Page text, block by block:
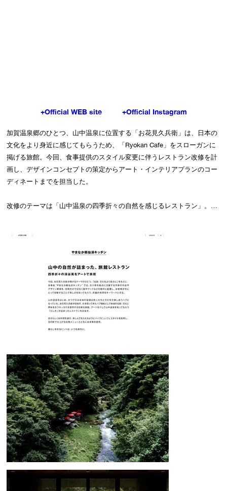
+Official WEB site +Official Instagram
加賀温泉郷のひとつ、山中温泉に位置する「お花見久兵衛」は、日本の
文化をより身近に感じてもらうため、「Ryokan Cafe」をスローガンに
掲げる旅館。今回、食事提供のスタイル変更に伴うレストラン改修を計
画し、デザインコンセプトの策定からアート・インテリアプランのコー
ディネートまでを担当した。
改修のテーマは「山中温泉の四季折々の自然を感じるレストラン」。従
する鶴仙渓の空気感を取り入れ、「春夏」と「秋冬」の2つのエリアに
ゾーニングした空間に仕上げた。九谷陶芸家の丸谷牧子氏
（MUMCA）、染色家の坂野有美氏、染飾家の皆川百合氏の3名がそれぞ
れの表現で鶴仙渓を描いてもらい、アートで表現するものが滞在中身近
に感じてもらえる仕掛けを試みた。
丸谷牧子氏（MUMCA）は、ビュッフェカウンターを照らすペンダント
兵衛らしいポップな作品を作り上げている。
坂野有美氏は、鶴仙渓の木々の隙間から望む枝葉や街をとりまく湯気街
道の風景を、墨による描画で表現したパネルを制作。坂野氏らしい大胆
な筆致が魅力となっている。
皆川百合氏は、「春夏」「秋冬」の2ゾーンを横断するペンダント照明
を制作。皆川氏の大胆かつ繊細な色使いで、渓谷から見上げる草木や空
を有機的に表現し、空間全体をまとめ上げた。また、エントランスには
旅館で働くスタッフの染め体験で作られた20枚以上の布を用いたファブ
リックカーテンを制作。スタッフそれぞれが山中温泉の色を抽出しなが